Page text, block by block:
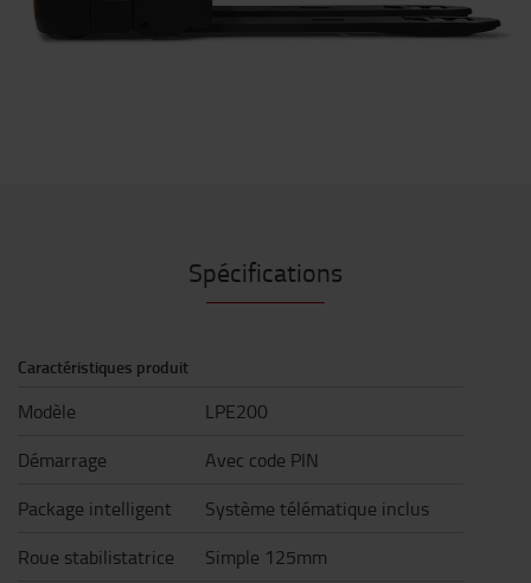
Spécifications
Caractéristiques produit
Modèle
LPE200
Démarrage
Avec code PIN
Package intelligent
Système télématique inclus
Roue stabilistatrice
Simple 125mm